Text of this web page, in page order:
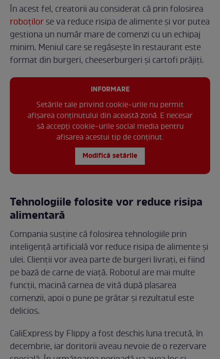
În acest fel, creatorii au considerat că prin folosirea
roboțilorse va reduce risipa de alimente și vor putea
gestiona un număr mare de comenzi cu un echipaj
minim. Meniul care se regăsește în restaurant este
format din burgeri, cheeserburgeri și cartofi prăjiți.
INFORMARE
Setările tale privind cookie-urile nu permit
afișarea conținutului din această zonă. E necesar
să accepți cookie-urile social media pentru
afisarea acestui tip de conținut.
Modifică setările
Tehnologiile folosite vor reduce risipa
alimentară
Compania susține că folosirea tehnologiile prin
inteligență artificială vor reduce risipa de alimente și
ulei. Clienții vor avea parte de burgeri livrați, ei fiind
pe bază de carne de viață. Robotul are mai multe
funcții, macină carnea de vită după plasarea
comenzii, apoi o pune pe grătar și rezultatul este
delicios.
CaliExpress by Flippy a fost deschis luna trecută, în
decembrie, iar doritorii aveau nevoie de o rezervare